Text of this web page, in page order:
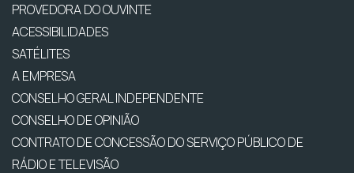
PROVEDORA DO OUVINTE
ACESSIBILIDADES
SATÉLITES
A EMPRESA
CONSELHO GERAL INDEPENDENTE
CONSELHO DE OPINIÃO
CONTRATO DE CONCESSÃO DO SERVIÇO PÚBLICO DE
RÁDIO E TELEVISÃO